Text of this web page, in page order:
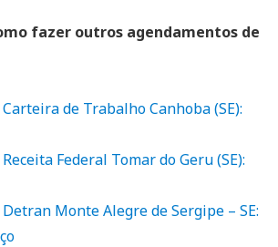
fazer outros agendamentos de
de Trabalho Canhoba (SE):
Federal Tomar do Geru (SE):
Monte Alegre de Sergipe – SE: